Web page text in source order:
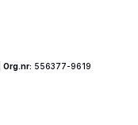
Org.nr: 556377-9619